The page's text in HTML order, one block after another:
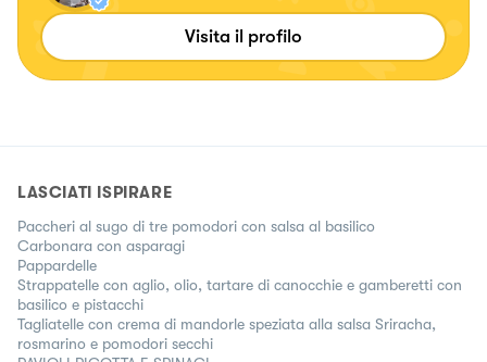
Visita il profilo
LASCIATI ISPIRARE
Paccheri al sugo di tre pomodori con salsa al basilico
Carbonara con asparagi
Pappardelle
Strappatelle con aglio, olio, tartare di canocchie e gamberetti con
basilico e pistacchi
Tagliatelle con crema di mandorle speziata alla salsa Sriracha,
rosmarino e pomodori secchi